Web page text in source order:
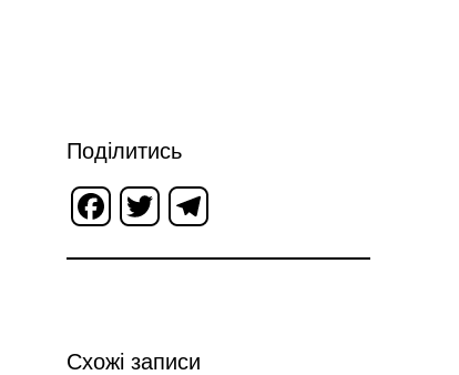
Поділитись
Facebook
Twitter
Схожі записи